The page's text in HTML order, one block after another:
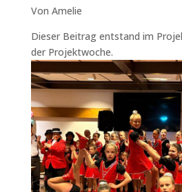
Von Amelie
Dieser Beitrag entstand im
der Projektwoche.